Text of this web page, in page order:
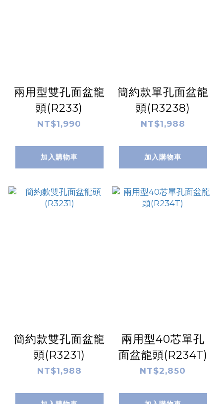
兩用型雙孔面盆龍
頭(R233)
NT$1,990
加入購物車
簡約款單孔面盆龍
頭(R3238)
NT$1,988
加入購物車
簡約款雙孔面盆龍
頭(R3231)
NT$1,988
兩用型40芯單孔
面盆龍頭(R234T)
NT$2,850